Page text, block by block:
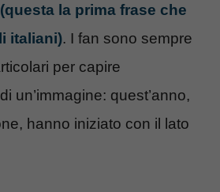
(questa la prima frase che
italiani). I fan sono sempre
per capire
un’immagine: quest’anno,
hanno iniziato con il lato